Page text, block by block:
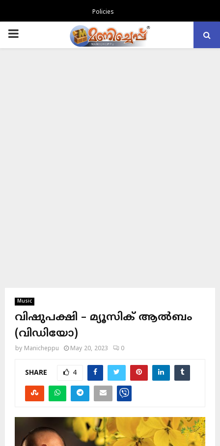
Policies
PRIMARY
Music
വിഷുപക്ഷി – മ്യൂസിക് ആൽബം
(വിഡിയോ)
by Manicheppu May 20, 2023 0
SHARE 4